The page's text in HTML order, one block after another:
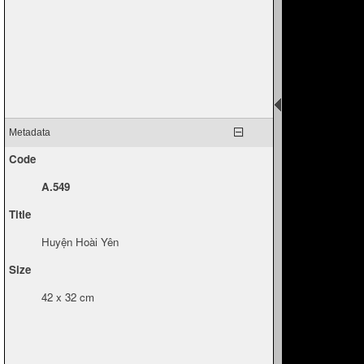
Metadata
Code
A.549
Title
Huyện Hoài Yên
Size
42 x 32 cm